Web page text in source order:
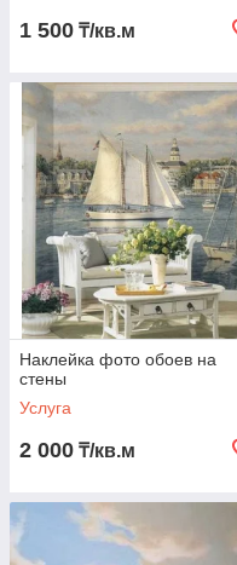
1 500 ₸/кв.м
Наклейка фото обоев на
стены
Услуга
2 000 ₸/кв.м